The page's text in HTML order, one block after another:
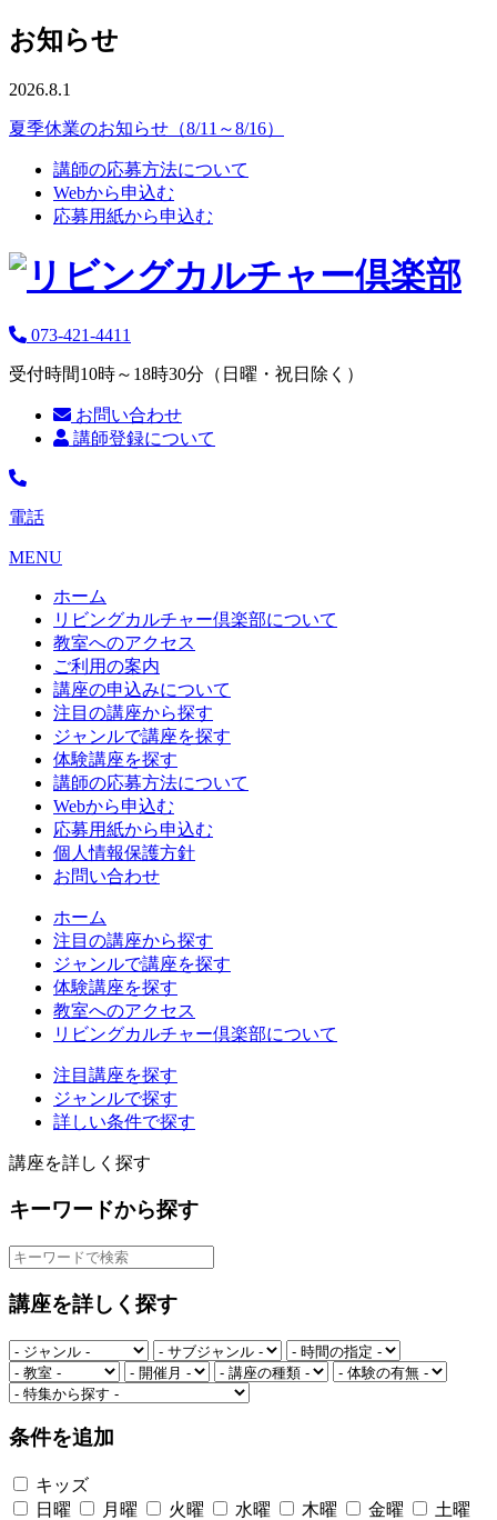
お知らせ
2026.8.1
夏季休業のお知らせ（8/11～8/16）
講師の応募方法について
Webから申込む
応募用紙から申込む
073-421-4411
受付時間10時～18時30分（日曜・祝日除く）
お問い合わせ
講師登録について
電話
MENU
ホーム
リビングカルチャー倶楽部について
教室へのアクセス
ご利用の案内
講座の申込みについて
注目の講座から探す
ジャンルで講座を探す
体験講座を探す
講師の応募方法について
Webから申込む
応募用紙から申込む
個人情報保護方針
お問い合わせ
ホーム
注目の講座から探す
ジャンルで講座を探す
体験講座を探す
教室へのアクセス
リビングカルチャー倶楽部について
注目講座を探す
ジャンルで探す
詳しい条件で探す
講座を詳しく探す
キーワードから探す
講座を詳しく探す
条件を追加
キッズ
日曜
月曜 火曜 水曜 木曜 金曜 土曜